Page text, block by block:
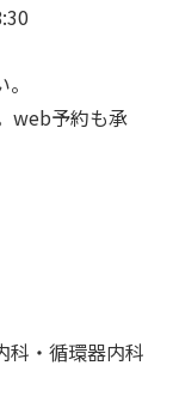
web予約も承
科・循環器内科